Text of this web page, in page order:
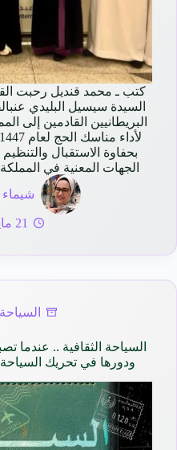
كتب ـ محمد قنديل رحبت
السيدة سيسيل البليدي
البريطانيين القادمين إلى
بحفاوة الاستقبال
الجهات المعنية في
21 مايو 2026
السياحة الثقافية .. عندما
ودورها في تحريك السياحة